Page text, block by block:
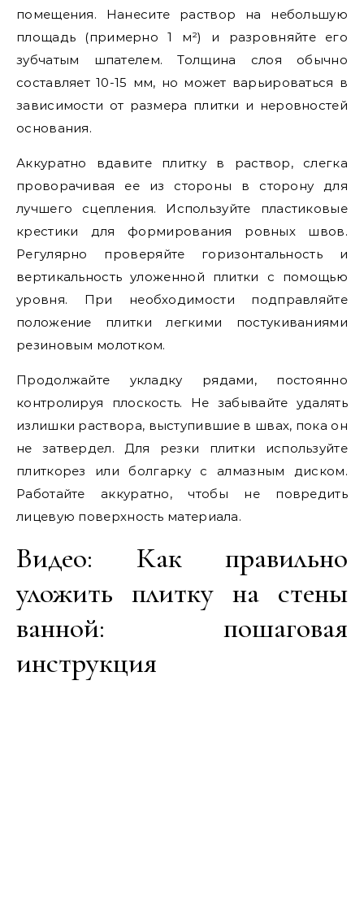
помещения. Нанесите раствор на небольшую
площадь (примерно 1 м²) и разровняйте его
зубчатым шпателем. Толщина слоя обычно
составляет 10-15 мм, но может варьироваться в
зависимости от размера плитки и неровностей
основания.
Аккуратно вдавите плитку в раствор, слегка
проворачивая ее из стороны в сторону для
лучшего сцепления. Используйте пластиковые
крестики для формирования ровных швов.
Регулярно проверяйте горизонтальность и
вертикальность уложенной плитки с помощью
уровня. При необходимости подправляйте
положение плитки легкими постукиваниями
резиновым молотком.
Продолжайте укладку рядами, постоянно
контролируя плоскость. Не забывайте удалять
излишки раствора, выступившие в швах, пока он
не затвердел. Для резки плитки используйте
плиткорез или болгарку с алмазным диском.
Работайте аккуратно, чтобы не повредить
лицевую поверхность материала.
Видео: Как правильно
уложить плитку на стены
ванной: пошаговая
инструкция